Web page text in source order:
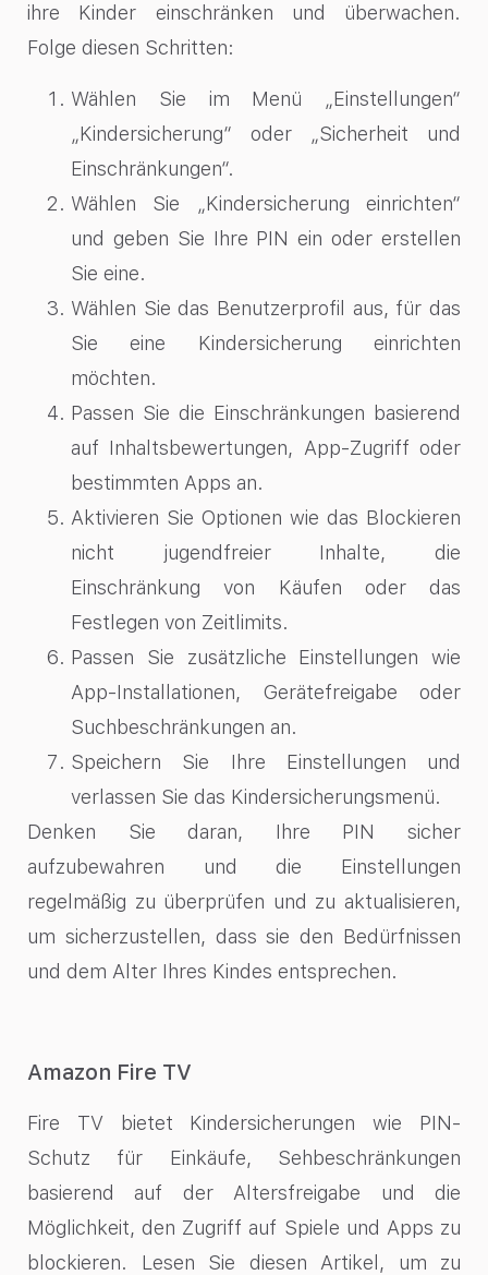
ihre Kinder einschränken und überwachen.
Folge diesen Schritten:
Wählen Sie im Menü „Einstellungen“
„Kindersicherung“ oder „Sicherheit und
Einschränkungen“.
Wählen Sie „Kindersicherung einrichten“
und geben Sie Ihre PIN ein oder erstellen
Sie eine.
Wählen Sie das Benutzerprofil aus, für das
Sie eine Kindersicherung einrichten
möchten.
Passen Sie die Einschränkungen basierend
auf Inhaltsbewertungen, App-Zugriff oder
bestimmten Apps an.
Aktivieren Sie Optionen wie das Blockieren
nicht jugendfreier Inhalte, die
Einschränkung von Käufen oder das
Festlegen von Zeitlimits.
Passen Sie zusätzliche Einstellungen wie
App-Installationen, Gerätefreigabe oder
Suchbeschränkungen an.
Speichern Sie Ihre Einstellungen und
verlassen Sie das Kindersicherungsmenü.
Denken Sie daran, Ihre PIN sicher
aufzubewahren und die Einstellungen
regelmäßig zu überprüfen und zu aktualisieren,
um sicherzustellen, dass sie den Bedürfnissen
und dem Alter Ihres Kindes entsprechen.
Amazon Fire TV
Fire TV bietet Kindersicherungen wie PIN-
Schutz für Einkäufe, Sehbeschränkungen
basierend auf der Altersfreigabe und die
Möglichkeit, den Zugriff auf Spiele und Apps zu
blockieren. Lesen Sie diesen Artikel, um zu